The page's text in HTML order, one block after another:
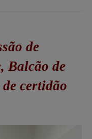
de
Balcão de
certidão